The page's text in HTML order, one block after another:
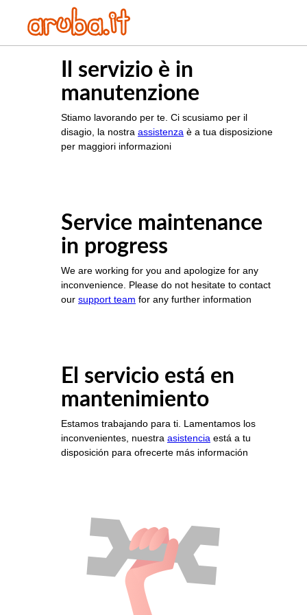
Il servizio è in
manutenzione
Stiamo lavorando per te. Ci scusiamo per il
disagio, la nostra assistenza è a tua disposizione
per maggiori informazioni
Service maintenance
in progress
We are working for you and apologize for any
inconvenience. Please do not hesitate to contact
our support team for any further information
El servicio está en
mantenimiento
Estamos trabajando para ti. Lamentamos los
inconvenientes, nuestra asistencia está a tu
disposición para ofrecerte más información